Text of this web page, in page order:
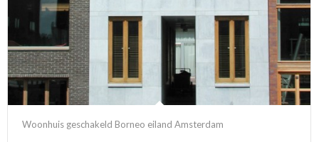
Woonhuis geschakeld Borneo eiland Amsterdam